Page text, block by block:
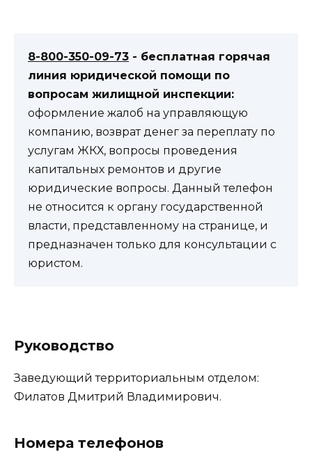
8-800-350-09-73 - бесплатная горячая
линия юридической помощи по
вопросам жилищной инспекции:
оформление жалоб на управляющую
компанию, возврат денег за переплату по
услугам ЖКХ, вопросы проведения
капитальных ремонтов и другие
юридические вопросы. Данный телефон
не относится к органу государственной
власти, представленному на странице, и
предназначен только для консультации с
юристом.
Руководство
Заведующий территориальным отделом:
Филатов Дмитрий Владимирович.
Номера телефонов